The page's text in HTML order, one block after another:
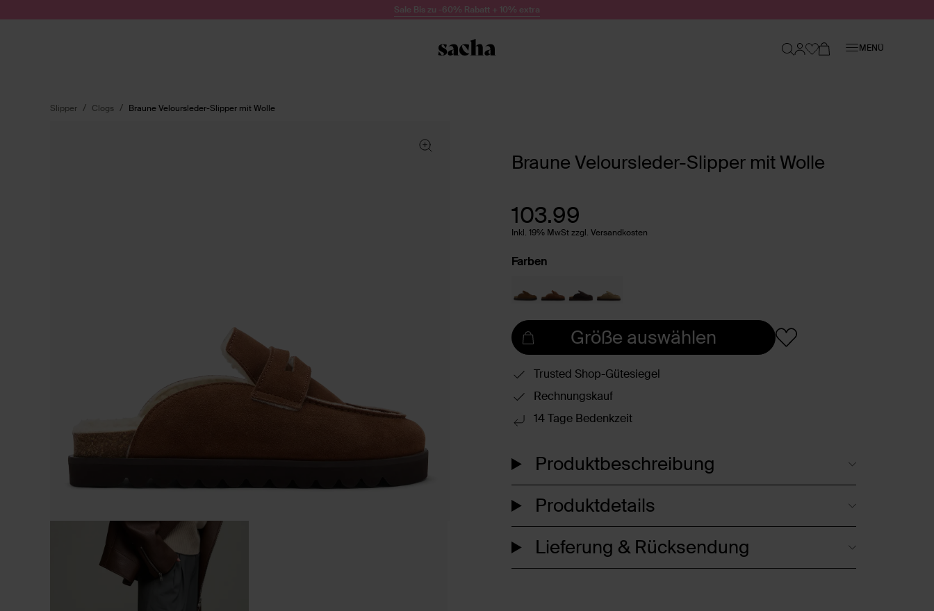
Sale Bis zu -60% Rabatt + 10% extra
MENÜ
Slipper Clogs Braune Veloursleder-Slipper mit Wolle
Braune Veloursleder-Slipper mit Wolle
103.99
Inkl. 19% MwSt zzgl. Versandkosten
Farben
Größe auswählen
Trusted Shop-Gütesiegel
Rechnungskauf
14 Tage Bedenkzeit
Produktbeschreibung
Produktdetails
Lieferung & Rücksendung